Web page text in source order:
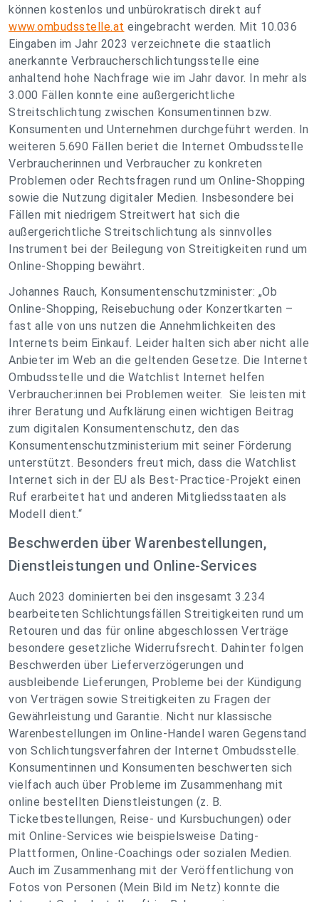
können kostenlos und unbürokratisch direkt auf
www.ombudsstelle.at eingebracht werden. Mit 10.036
Eingaben im Jahr 2023 verzeichnete die staatlich
anerkannte Verbraucherschlichtungsstelle eine
anhaltend hohe Nachfrage wie im Jahr davor. In mehr als
3.000 Fällen konnte eine außergerichtliche
Streitschlichtung zwischen Konsumentinnen bzw.
Konsumenten und Unternehmen durchgeführt werden. In
weiteren 5.690 Fällen beriet die Internet Ombudsstelle
Verbraucherinnen und Verbraucher zu konkreten
Problemen oder Rechtsfragen rund um Online-Shopping
sowie die Nutzung digitaler Medien. Insbesondere bei
Fällen mit niedrigem Streitwert hat sich die
außergerichtliche Streitschlichtung als sinnvolles
Instrument bei der Beilegung von Streitigkeiten rund um
Online-Shopping bewährt.
Johannes Rauch, Konsumentenschutzminister: „Ob
Online-Shopping, Reisebuchung oder Konzertkarten –
fast alle von uns nutzen die Annehmlichkeiten des
Internets beim Einkauf. Leider halten sich aber nicht alle
Anbieter im Web an die geltenden Gesetze. Die Internet
Ombudsstelle und die Watchlist Internet helfen
Verbraucher:innen bei Problemen weiter. Sie leisten mit
ihrer Beratung und Aufklärung einen wichtigen Beitrag
zum digitalen Konsumentenschutz, den das
Konsumentenschutzministerium mit seiner Förderung
unterstützt. Besonders freut mich, dass die Watchlist
Internet sich in der EU als Best-Practice-Projekt einen
Ruf erarbeitet hat und anderen Mitgliedsstaaten als
Modell dient.“
Beschwerden über Warenbestellungen,
Dienstleistungen und Online-Services
Auch 2023 dominierten bei den insgesamt 3.234
bearbeiteten Schlichtungsfällen Streitigkeiten rund um
Retouren und das für online abgeschlossen Verträge
besondere gesetzliche Widerrufsrecht. Dahinter folgen
Beschwerden über Lieferverzögerungen und
ausbleibende Lieferungen, Probleme bei der Kündigung
von Verträgen sowie Streitigkeiten zu Fragen der
Gewährleistung und Garantie. Nicht nur klassische
Warenbestellungen im Online-Handel waren Gegenstand
von Schlichtungsverfahren der Internet Ombudsstelle.
Konsumentinnen und Konsumenten beschwerten sich
vielfach auch über Probleme im Zusammenhang mit
online bestellten Dienstleistungen (z. B.
Ticketbestellungen, Reise- und Kursbuchungen) oder
mit Online-Services wie beispielsweise Dating-
Plattformen, Online-Coachings oder sozialen Medien.
Auch im Zusammenhang mit der Veröffentlichung von
Fotos von Personen (Mein Bild im Netz) konnte die